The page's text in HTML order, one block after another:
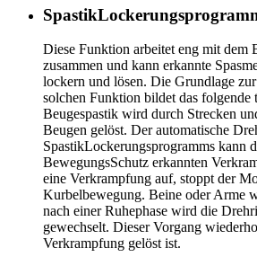
Diese Funktion arbeitet eng mit dem
zusammen und kann erkannte
lockern und lösen. Die Grundlage
solchen Funktion bildet das folgende
Beugespastik wird durch Strecken
Beugen gelöst. Der automatische
SpastikLockerungsprogramms kann
BewegungsSchutz erkannten
eine Verkrampfung auf, stoppt der
Kurbelbewegung. Beine oder Arme
nach einer Ruhephase wird die
gewechselt. Dieser Vorgang
Verkrampfung gelöst ist.